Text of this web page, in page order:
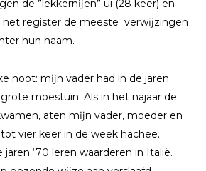
de ”lekkernĳen” ui (28 keer) en
het register de meeste verwĳzingen
hun naam.
noot: mĳn vader had in de jaren
moestuin. Als in het najaar de
aten mĳn vader, moeder en
vier keer in de week hachee.
‘70 leren waarderen in Italië.